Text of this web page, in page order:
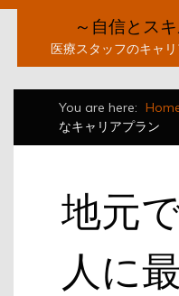
～自信とス
医療スタッフのキャ
You are here:
なキャリアプラン
地元
人に